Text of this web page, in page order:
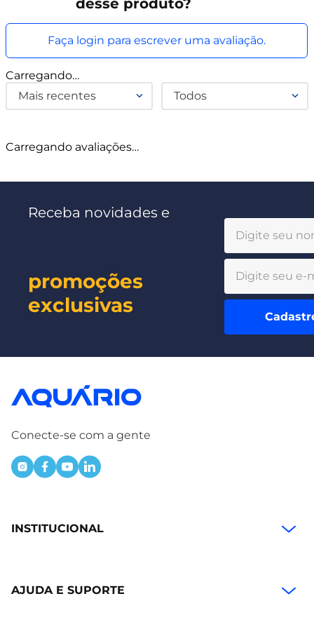
desse produto?
Carregando…
Faça login para escrever uma avaliação.
Mais recentes Todos
Carregando avaliações…
Receba novidades e
promoções
exclusivas
Conecte-se com a gente
INSTITUCIONAL
AJUDA E SUPORTE